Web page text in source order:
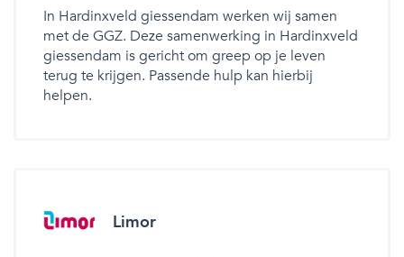
In Hardinxveld giessendam werken wij samen
met de GGZ. Deze samenwerking in Hardinxveld
giessendam is gericht om greep op je leven
terug te krijgen. Passende hulp kan hierbij
helpen.
Limor